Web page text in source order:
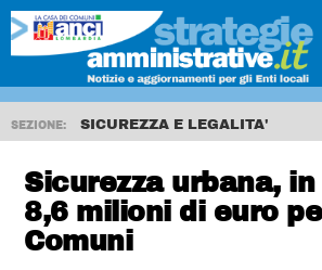
SEZIONE: SICUREZZA E LEGALITA'
Sicurezza urbana,
8,6 milioni di euro
Comuni